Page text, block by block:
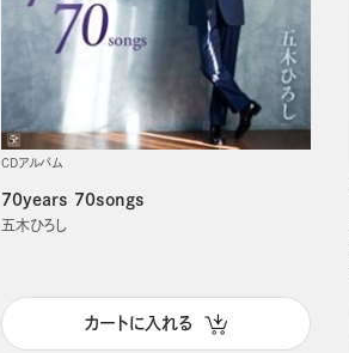
CDアルバム
70years 70songs
五木ひろし
カートに入れる